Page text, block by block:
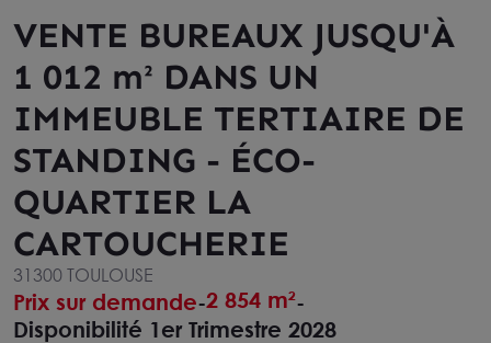
VENTE BUREAUX JUSQU'À
1 012 m² DANS UN
IMMEUBLE TERTIAIRE DE
STANDING - ÉCO-
QUARTIER LA
CARTOUCHERIE
31300 TOULOUSE
Prix sur demande-2 854 m²-
Disponibilité 1er Trimestre 2028